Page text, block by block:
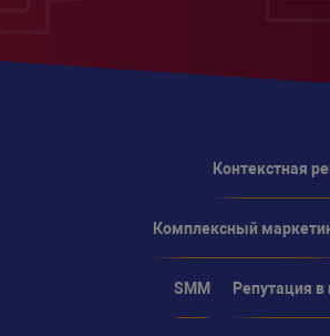
Контекстная
Комплексный
SMM Репутация в